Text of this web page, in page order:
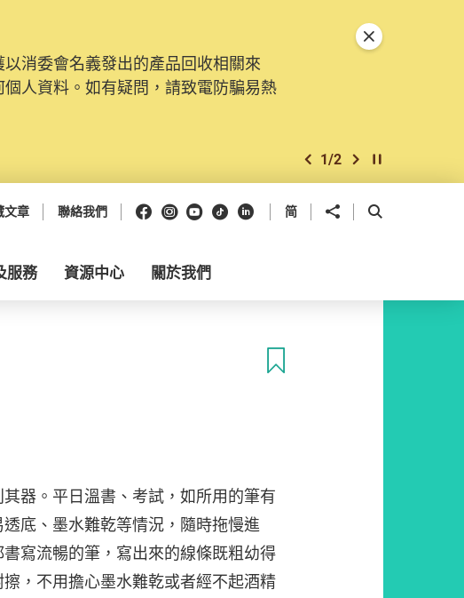
消委會名義發出的產品回收相關來
人資料。如有疑問，請致電防騙易熱
上一個
1/2 下一個開始/暫停幻燈
關閉特別通告
文章 聯絡我們 Facebook
Instagram
Youtube
抖音領英 简 分享到 開啟搜尋框
服務 資源中心 關於我們
器。平日溫書、考試，如所用的筆有
底、墨水難乾等情況，隨時拖慢進
寫流暢的筆，寫出來的線條既粗幼得
，不用擔心墨水難乾或者經不起酒精